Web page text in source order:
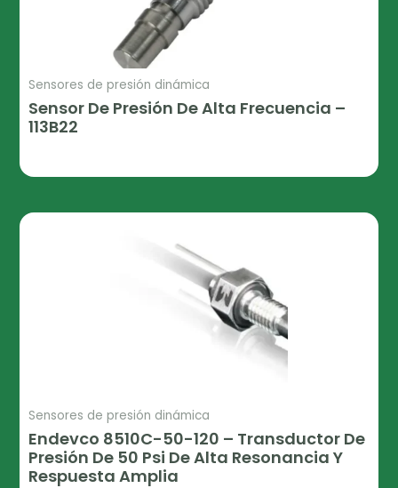
Sensores de presión dinámica
Sensor De Presión De Alta Frecuencia –
113B22
Sensores de presión dinámica
Endevco 8510C-50-120 – Transductor De
Presión De 50 Psi De Alta Resonancia Y
Respuesta Amplia